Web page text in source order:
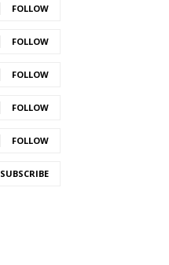
FOLLOW
FOLLOW
FOLLOW
FOLLOW
FOLLOW
SUBSCRIBE